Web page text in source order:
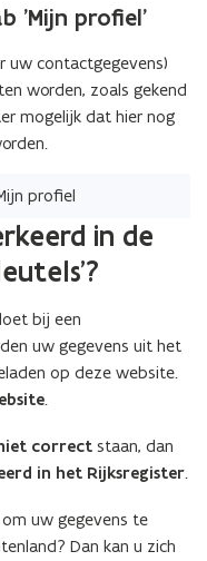
'Mijn profiel'
uw contactgegevens)
worden, zoals gekend
mogelijk dat hier nog
in de
bij een
uw gegevens uit het
op deze website.
.
correct staan, dan
in het Rijksregister.
om uw gegevens te
Dan kan u zich